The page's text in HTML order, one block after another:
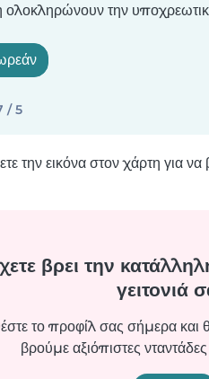
την
/ 5
την εικόνα στον χάρτη για
βρει την
γειτονιά
το προφίλ σας σήμερα και
βρούμε αξιόπιστες